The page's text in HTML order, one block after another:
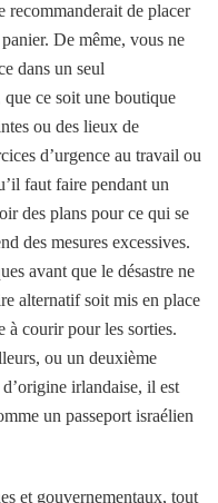
recommanderait de placer
De même, vous ne
dans un seul
ce soit une boutique
ou des lieux de
d’urgence au travail ou
faut faire pendant un
des plans pour ce qui se
des mesures excessives.
avant que le désastre ne
alternatif soit mis en place
à courir pour les sorties.
ou un deuxième
irlandaise, il est
un passeport israélien
et gouvernementaux, tout